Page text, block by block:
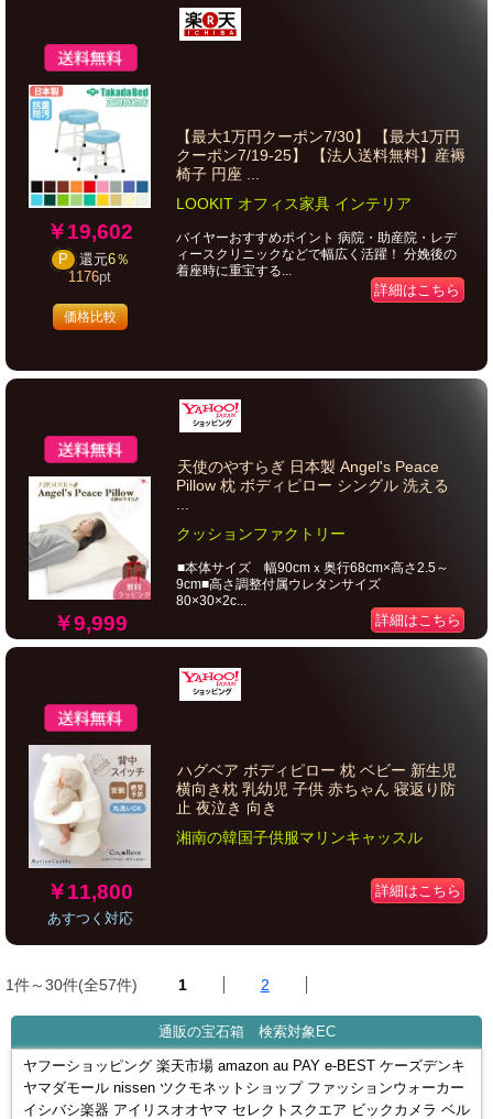
￥19,602
P 還元6％
1176pt
価格比較
【最大1万円クーポン7/30】 【最大1万円
クーポン7/19-25】 【法人送料無料】産褥
椅子 円座 ...
LOOKIT オフィス家具 インテリア
バイヤーおすすめポイント 病院・助産院・レデ
ィースクリニックなどで幅広く活躍！ 分娩後の
着座時に重宝する...
詳細はこちら
￥9,999
天使のやすらぎ 日本製 Angel's Peace
Pillow 枕 ボディピロー シングル 洗える
クッションファクトリー
■本体サイズ 幅90cmｘ奥行68cm×高さ2.5～
9cm■高さ調整付属ウレタンサイズ
80×30×2c...
詳細はこちら
￥11,800
あすつく対応
ハグベア ボディピロー 枕 ベビー 新生児
横向き枕 乳幼児 子供 赤ちゃん 寝返り防
止 夜泣き 向き
湘南の韓国子供服マリンキャッスル
詳細はこちら
1件～30件(全57件) 1 2
通販の宝石箱 検索対象EC
ヤフーショッピング 楽天市場 amazon au PAY e-BEST ケーズデンキ
ヤマダモール nissen ツクモネットショップ ファッションウォーカー
イシバシ楽器 アイリスオオヤマ セレクトスクエア ビックカメラ ベル